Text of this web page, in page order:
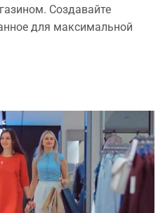
Создавайте
для максимальной